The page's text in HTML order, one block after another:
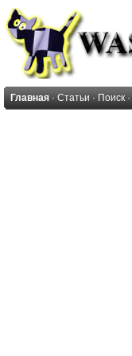
Главная · Статьи · Поиск ·